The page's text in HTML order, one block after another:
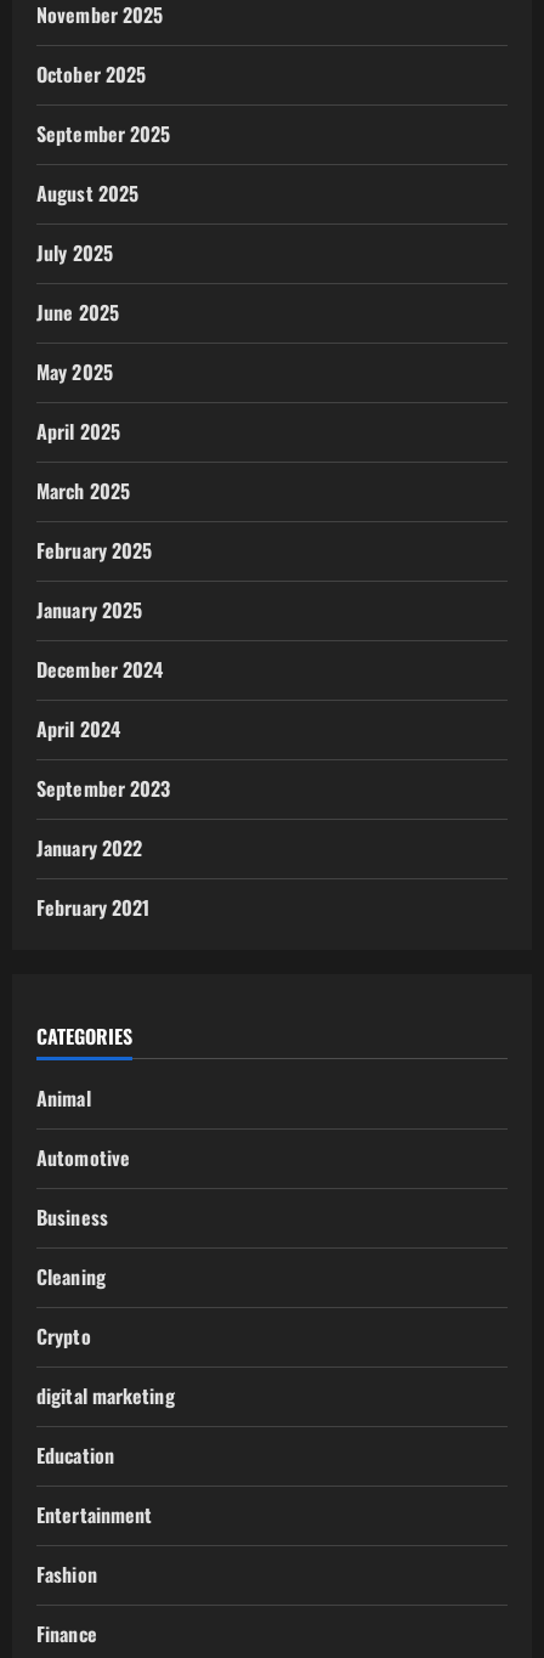
November 2025
October 2025
September 2025
August 2025
July 2025
June 2025
May 2025
April 2025
March 2025
February 2025
January 2025
December 2024
April 2024
September 2023
January 2022
February 2021
CATEGORIES
Animal
Automotive
Business
Cleaning
Crypto
digital marketing
Education
Entertainment
Fashion
Finance